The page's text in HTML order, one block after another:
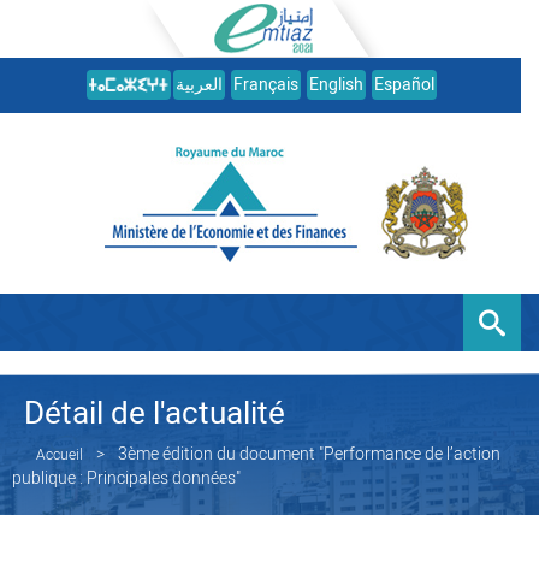
العربية Français English Español
Détail de l'actualité
Accueil
3ème édition du document "Performance de l’action
publique : Principales données"